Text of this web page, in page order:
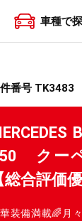
車種で
番号 TK3483
クー
総合評価
装備満載🌈月